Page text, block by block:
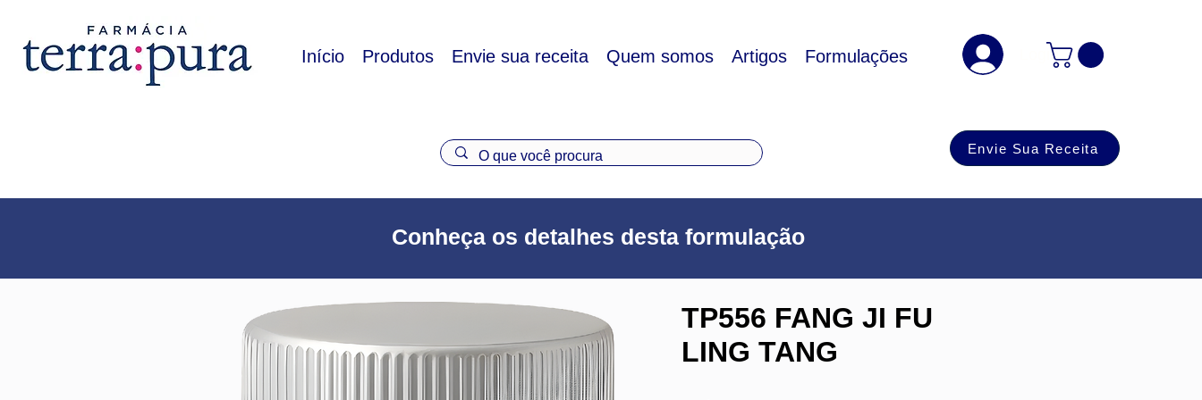
Início Produtos Envie sua receita Quem somos Artigos Formulações Login
Envie Sua Receita
Conheça os detalhes desta formulação
TP556 FANG JI FU
LING TANG